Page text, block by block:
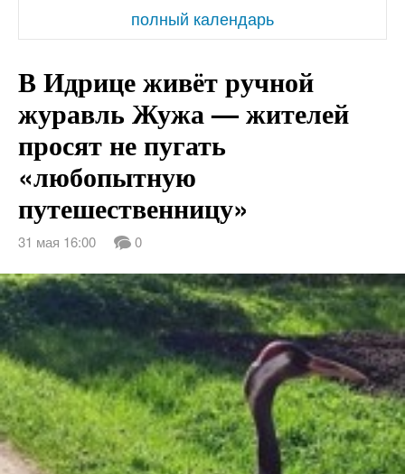
полный календарь
В Идрице живёт ручной
журавль Жужа — жителей
просят не пугать
«любопытную
путешественницу»
31 мая 16:00 0